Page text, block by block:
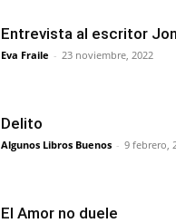
Entrevista al escritor
Eva Fraile - 23 noviembre, 2022
Delito
Algunos Libros Buenos - 9 febrero,
El Amor no duele